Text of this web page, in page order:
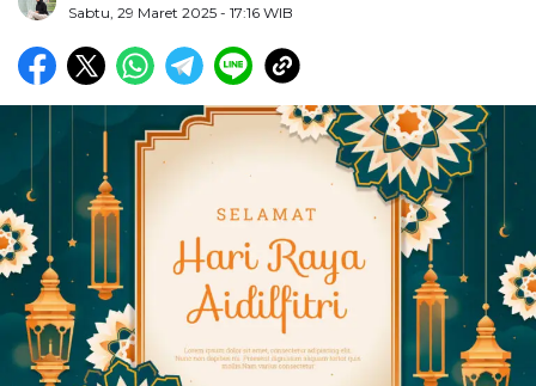
Sabtu, 29 Maret 2025 - 17:16 WIB